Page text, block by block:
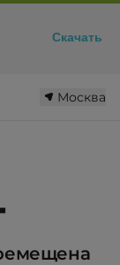
Москва
Скачать